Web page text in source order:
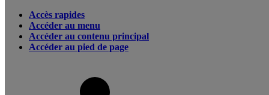
Accès rapides
Accéder au menu
Accéder au contenu principal
Accéder au pied de page